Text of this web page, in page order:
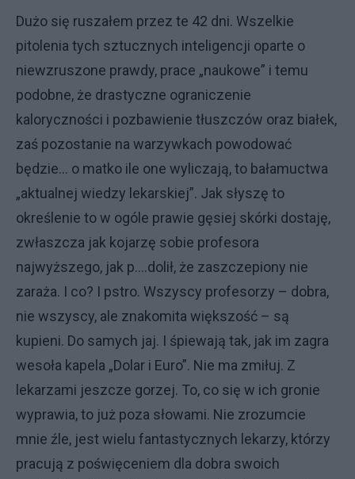
Dużo się ruszałem przez te 42 dni. Wszelkie
pitolenia tych sztucznych inteligencji oparte o
niewzruszone prawdy, prace „naukowe” i temu
podobne, że drastyczne ograniczenie
kaloryczności i pozbawienie tłuszczów oraz białek,
zaś pozostanie na warzywkach powodować
będzie… o matko ile one wyliczają, to bałamuctwa
„aktualnej wiedzy lekarskiej”. Jak słyszę to
określenie to w ogóle prawie gęsiej skórki dostaję,
zwłaszcza jak kojarzę sobie profesora
najwyższego, jak p….dolił, że zaszczepiony nie
zaraża. I co? I pstro. Wszyscy profesorzy – dobra,
nie wszyscy, ale znakomita większość – są
kupieni. Do samych jaj. I śpiewają tak, jak im zagra
wesoła kapela „Dolar i Euro”. Nie ma zmiłuj. Z
lekarzami jeszcze gorzej. To, co się w ich gronie
wyprawia, to już poza słowami. Nie zrozumcie
mnie źle, jest wielu fantastycznych lekarzy, którzy
pracują z poświęceniem dla dobra swoich